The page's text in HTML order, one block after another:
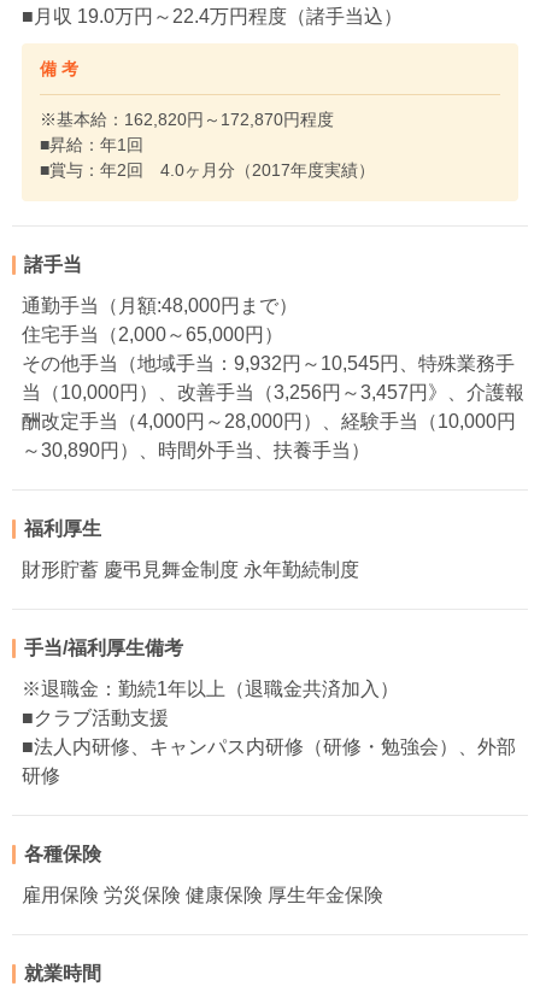
■月収 19.0万円～22.4万円程度（諸手当込）
備 考
※基本給：162,820円～172,870円程度
■昇給：年1回
■賞与：年2回 4.0ヶ月分（2017年度実績）
諸手当
通勤手当（月額:48,000円まで）
住宅手当（2,000～65,000円）
その他手当（地域手当：9,932円～10,545円、特殊業務手
当（10,000円）、改善手当（3,256円～3,457円》、介護報
酬改定手当（4,000円～28,000円）、経験手当（10,000円
～30,890円）、時間外手当、扶養手当）
福利厚生
財形貯蓄 慶弔見舞金制度 永年勤続制度
手当/福利厚生備考
※退職金：勤続1年以上（退職金共済加入）
■クラブ活動支援
■法人内研修、キャンパス内研修（研修・勉強会）、外部
研修
各種保険
雇用保険 労災保険 健康保険 厚生年金保険
就業時間